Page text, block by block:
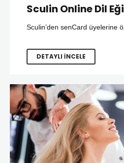
Sculin Online Dil
Sculin’den senCard üyelerine
DETAYLI İNCELE